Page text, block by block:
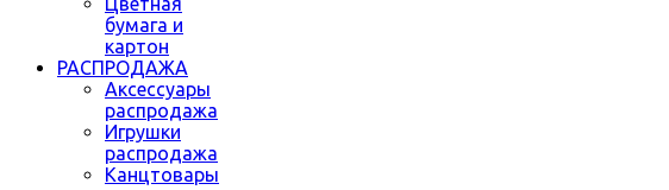
бумага и
картон
РАСПРОДАЖА
Аксессуары
распродажа
Игрушки
распродажа
Канцтовары